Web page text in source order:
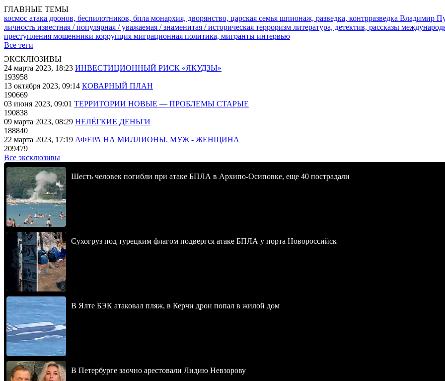
ГЛАВНЫЕ ТЕМЫ
космос атака дронов, беспилотников, бпла монархия, дворянство, царская семья шпионаж, разведка, контрразведка Владимир
личность известная / популярная / уважаемая / знаменитая / историческая терроризм литература, детектив, рассказы
преступления мошенники коррупция миграционная политика, мигранты интервью
Все теги
ЭКСКЛЮЗИВЫ
24 марта 2023, 18:23 ИНВЕСТИЦИОННЫЙ РИСК «ЯКУДЗЫ»
193958
13 октября 2023, 09:14 КОВАРНЫЙ ПЛАН
190669
03 июня 2023, 09:01 ТЕРРИТОРИИ НОВЫЕ — ПРОБЛЕМЫ СТАРЫЕ
190838
09 марта 2023, 08:29 НЕЛЁГКИЕ ДЕНЬГИ
188840
22 марта 2023, 17:19 АФЕРА НА МИЛЛИОНЫ. МУЖ - ЖЕНЩИНА
209479
Все эксклюзивы
Шесть человек погибли при атаке БПЛА в Архипо-Осиповке, еще 40 пострадали
Сухогруз под турецким флагом подвергся атаке БПЛА у порта Новороссийск
В Ялте БЭК атаковал пляж, в Керчи дрон попал в жилой дом
В Петербурге заочно арестовали Лидию Невзорову